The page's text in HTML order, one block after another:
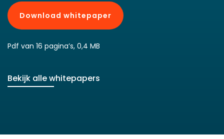
Download whitepaper
Pdf van 16 pagina’s, 0,4 MB
Bekijk alle whitepapers